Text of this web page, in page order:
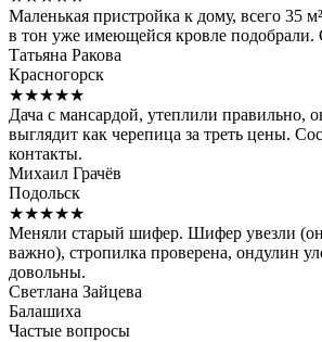
Маленькая пристройка к дому, всего 35
в тон уже имеющейся кровле подобрали.
Татьяна Ракова
Красногорск
★★★★★
Дача с мансардой, утеплили правильно,
выглядит как черепица за треть цены.
контакты.
Михаил Грачёв
Подольск
★★★★★
Меняли старый шифер. Шифер увезли
важно), стропилка проверена, ондулин
довольны.
Светлана Зайцева
Балашиха
Частые вопросы